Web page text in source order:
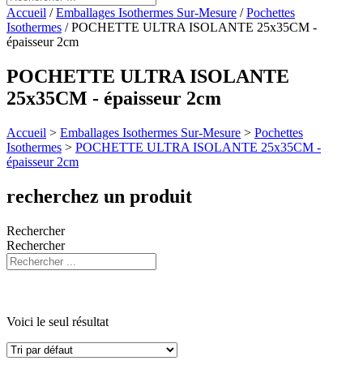
Accueil /Emballages Isothermes Sur-Mesure /Pochettes
Isothermes / POCHETTE ULTRA ISOLANTE 25x35CM -
épaisseur 2cm
POCHETTE ULTRA ISOLANTE
25x35CM - épaisseur 2cm
Accueil > Emballages Isothermes Sur-Mesure > Pochettes
Isothermes > POCHETTE ULTRA ISOLANTE 25x35CM -
épaisseur 2cm
recherchez un produit
Rechercher
Rechercher
Voici le seul résultat